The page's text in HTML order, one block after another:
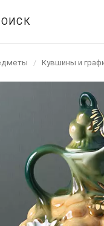
/ Кувшины и